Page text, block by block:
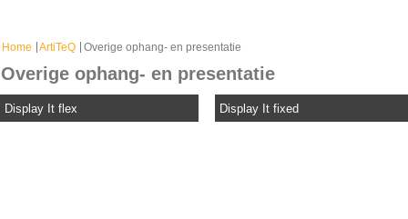
Home ArtiTeQ Overige ophang- en presentatie
Overige ophang- en presentatie
Display It flex Display It fixed